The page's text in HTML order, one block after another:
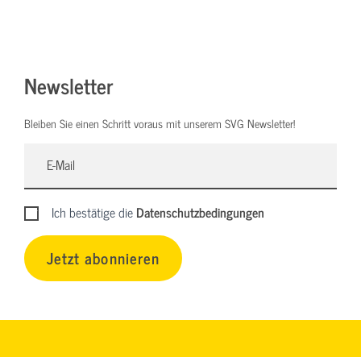
Newsletter
Bleiben Sie einen Schritt voraus mit unserem SVG Newsletter!
Ich bestätige dieDatenschutzbedingungen
Jetzt abonnieren